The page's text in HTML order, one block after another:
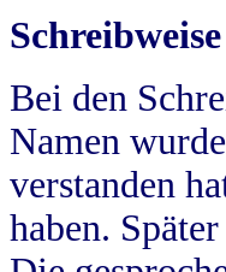
Bei den
Namen
verstanden
haben.